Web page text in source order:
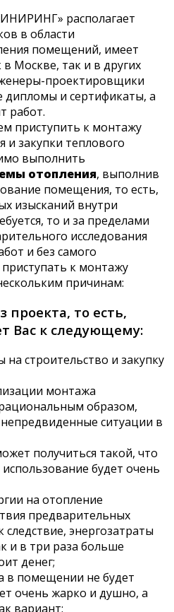
располагает
в области
помещений, имеет
Москве, так и в других
проектировщики
и сертификаты, а
работ.
приступить к монтажу
и закупки теплового
выполнить
отопления, выполнив
помещения, то есть,
изысканий внутри
то и за пределами
исследования
и без самого
к монтажу
причинам:
проекта, то есть,
Вас к следующему:
строительство и закупку
монтажа
образом,
ситуации в
получиться такой, что
будет очень
на отопление
предварительных
энергозатраты
и в три раза больше
денег;
в помещении не будет
очень жарко и душно, а
вариант;